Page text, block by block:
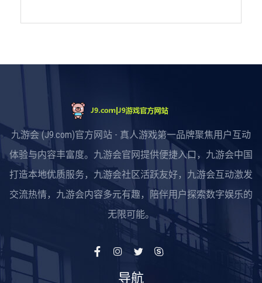
九游会 (J9.com)官方网站 - 真人游戏第一品牌聚焦用户互动
体验与内容丰富度。九游会官网提供便捷入口，九游会中国
打造本地优质服务，九游会社区活跃友好，九游会互动激发
交流热情，九游会内容多元有趣，陪伴用户探索数字娱乐的
无限可能。
导航